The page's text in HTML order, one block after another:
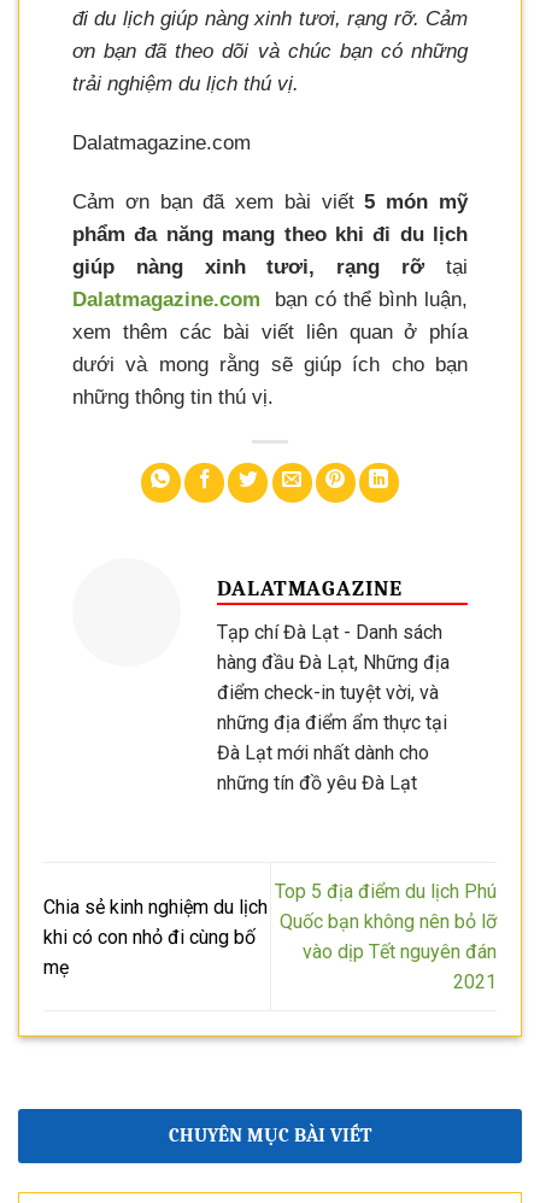
đi du lịch giúp nàng xinh tươi, rạng rỡ. Cảm
ơn bạn đã theo dõi và chúc bạn có những
trải nghiệm du lịch thú vị.
Dalatmagazine.com
Cảm ơn bạn đã xem bài viết5 món mỹ
phẩm đa năng mang theo khi đi du lịch
giúp nàng xinh tươi, rạng rỡ tại
Dalatmagazine.com
bạn có thể bình luận,
xem thêm các bài viết liên quan ở phía
dưới và mong rằng sẽ giúp ích cho bạn
những thông tin thú vị.
DALATMAGAZINE
Tạp chí Đà Lạt - Danh sách
hàng đầu Đà Lạt, Những địa
điểm check-in tuyệt vời, và
những địa điểm ẩm thực tại
Đà Lạt mới nhất dành cho
những tín đồ yêu Đà Lạt
Chia sẻ kinh nghiệm du lịch
khi có con nhỏ đi cùng bố
mẹ
Top 5 địa điểm du lịch Phú
Quốc bạn không nên bỏ lỡ
vào dịp Tết nguyên đán
2021
CHUYÊN MỤC BÀI VIẾT